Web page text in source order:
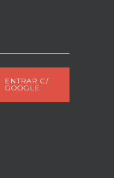
ENTRAR C/
GOOGLE